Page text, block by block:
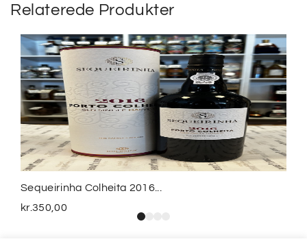
Relaterede Produkter
Sequeirinha Colheita 2016...
kr.350,00